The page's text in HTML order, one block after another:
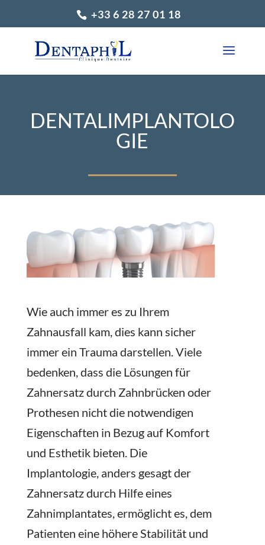
+33 6 28 27 01 18
DENTALIMPLANTOLO
GIE
Wie auch immer es zu Ihrem
Zahnausfall kam, dies kann sicher
immer ein Trauma darstellen. Viele
bedenken, dass die Lösungen für
Zahnersatz durch Zahnbrücken oder
Prothesen nicht die notwendigen
Eigenschaften in Bezug auf Komfort
und Esthetik bieten. Die
Implantologie, anders gesagt der
Zahnersatz durch Hilfe eines
Zahnimplantates, ermöglicht es, dem
Patienten eine höhere Stabilität und